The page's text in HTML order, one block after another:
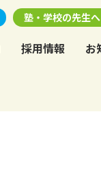
塾・学校の先生へ
採用情報 お